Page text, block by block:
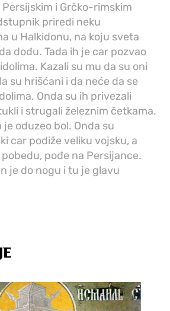
i Grčko-rimskim
priredi neku
u Halkidonu, na koju sveta
dođu. Tada ih je car pozvao
Kazali su mu da su oni
su hrišćani i da neće da se
Onda su ih privezali
i strugali železnim četkama.
je oduzeo bol. Onda su
car podiže veliku vojsku, a
pođe na Persijance.
je do nogu i tu je glavu